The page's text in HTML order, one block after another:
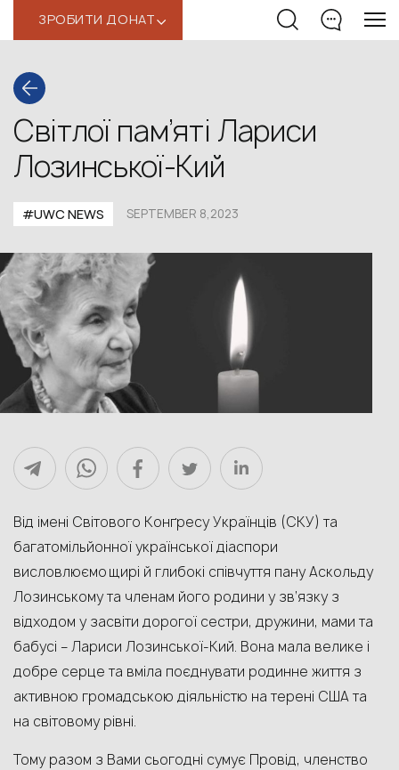
ЗРОБИТИ ДОНАТ‹
Світлої пам’яті Лариси
Лозинської-Кий
#UWС NEWS SEPTEMBER 8,2023
Від імені Світового Конґресу Українців (СКУ) та
багатомільйонної української діаспори
висловлюємо щирі й глибокі співчуття пану Аскольду
Лозинському та членам його родини у зв’язку з
відходом у засвіти дорогої сестри, дружини, мами та
бабусі – Лариси Лозинської-Кий. Вона мала велике і
добре серце та вміла поєднувати родинне життя з
активною громадською діяльністю на терені США та
на світовому рівні.
Тому разом з Вами сьогодні сумує Провід, членство